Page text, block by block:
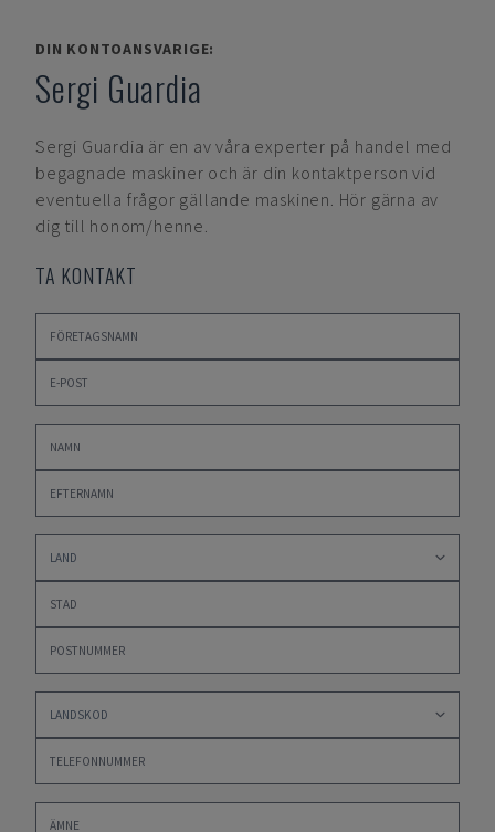
DIN KONTOANSVARIGE:
Sergi Guardia
Sergi Guardia är en av våra experter på handel med
begagnade maskiner och är din kontaktperson vid
eventuella frågor gällande maskinen. Hör gärna av
dig till honom/henne.
TA KONTAKT